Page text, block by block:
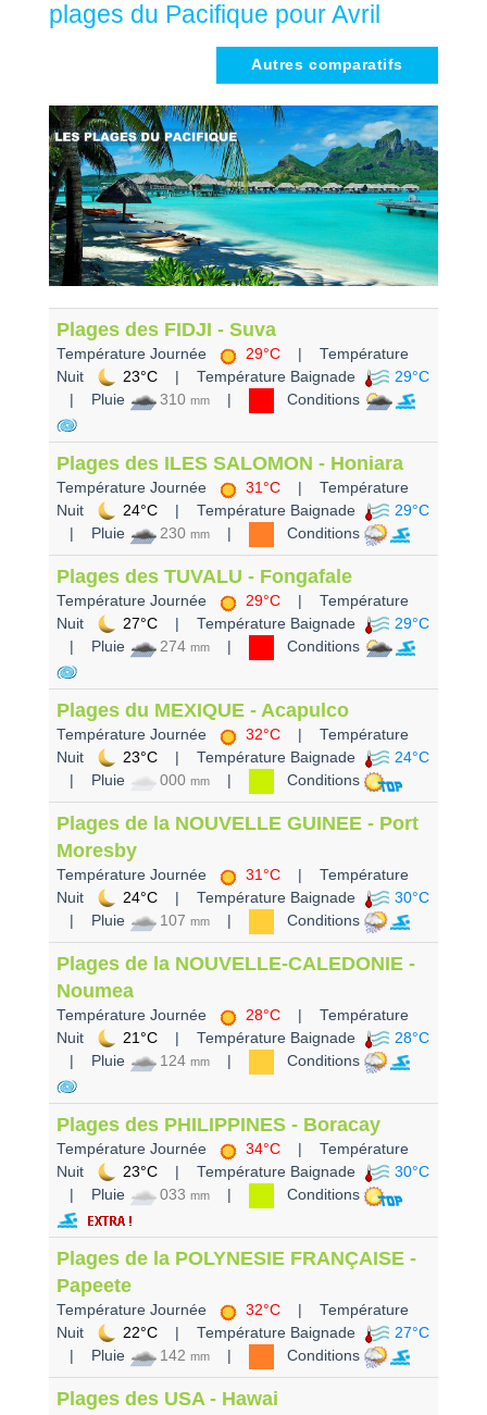
plages du Pacifique pour Avril
Autres comparatifs
Plages des FIDJI - Suva
Température Journée 29°C | Température
Nuit
23°C | Température Baignade
29°C
| Pluie
310 mm Conditions
Plages des ILES SALOMON - Honiara
Température Journée 31°C | Température
Nuit
24°C | Température Baignade
29°C
| Pluie
230 mm Conditions
Plages des TUVALU - Fongafale
Température Journée 29°C | Température
Nuit
27°C | Température Baignade
29°C
| Pluie
274 mm Conditions
Plages du MEXIQUE - Acapulco
Température Journée 32°C | Température
Nuit
23°C | Température Baignade
24°C
| Pluie
000 mm Conditions
Plages de la NOUVELLE GUINEE - Port
Moresby
Température Journée 31°C | Température
Nuit
24°C | Température Baignade
30°C
| Pluie
107 mm Conditions
Plages de la NOUVELLE-CALEDONIE -
Noumea
Température Journée 28°C | Température
Nuit
21°C | Température Baignade
28°C
| Pluie
124 mm Conditions
Plages des PHILIPPINES - Boracay
Température Journée 34°C | Température
Nuit
23°C | Température Baignade
30°C
| Pluie
033 mm Conditions
Plages de la POLYNESIE FRANÇAISE -
Papeete
Température Journée 32°C | Température
Nuit
22°C | Température Baignade
27°C
| Pluie
142 mm Conditions
Plages des USA - Hawai